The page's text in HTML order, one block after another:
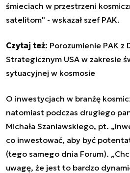
śmieciach w przestrzeni
satelitom" - wskazał szef PAK.
Czytaj też: Porozumienie PAK z
Strategicznym USA w zakresie
sytuacyjnej w kosmosie
O inwestycjach w branżę
natomiast podczas drugiego
Michała Szaniawskiego, pt.
co inwestować, aby być
(tego samego dnia Forum).
uwagę, że jest to bardzo